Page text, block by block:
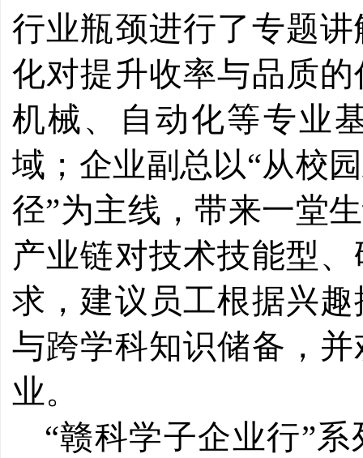
行业瓶颈进行了专题
化对提升收率与品质
机械、自动化等专业
域；企业副总以“从校
径”为主线，带来一堂
产业链对技术技能型
求，建议员工根据兴
与跨学科知识储备， 并
业。
“赣科学子企业行”